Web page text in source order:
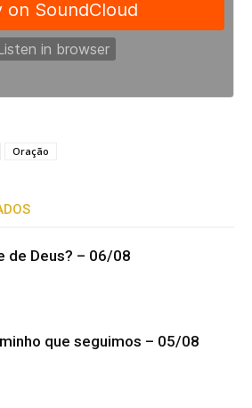
Oração
de Deus? – 06/08
que seguimos – 05/08